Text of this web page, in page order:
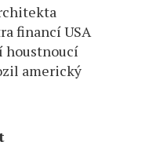
financí USA
houstnoucí
americký